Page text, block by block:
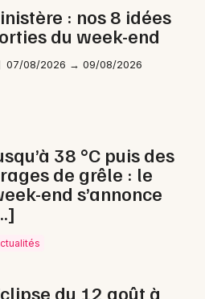
dans le Finistère
en Bretagne
: nos 8 idées
du week-end
07/08/2026 → 09/08/2026
38 °C puis des
de grêle : le
end s’annonce
du 12 août à